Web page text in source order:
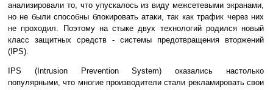
анализировали то, что упускалось из виду межсетевыми экранами,
но не были способны блокировать атаки, так как трафик через них
не проходил. Поэтому на стыке двух технологий родился новый
класс защитных средств - системы предотвращения вторжений
(IPS).
IPS (Intrusion Prevention System) оказались настолько
популярными, что многие производители стали рекламировать свои